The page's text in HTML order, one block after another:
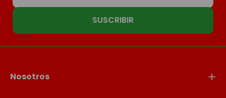
SUSCRIBIR
Nosotros